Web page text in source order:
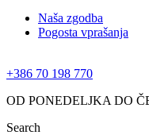
Naša zgodba
Pogosta vprašanja
+386 70 198 770
OD PONEDELJKA DO
Search